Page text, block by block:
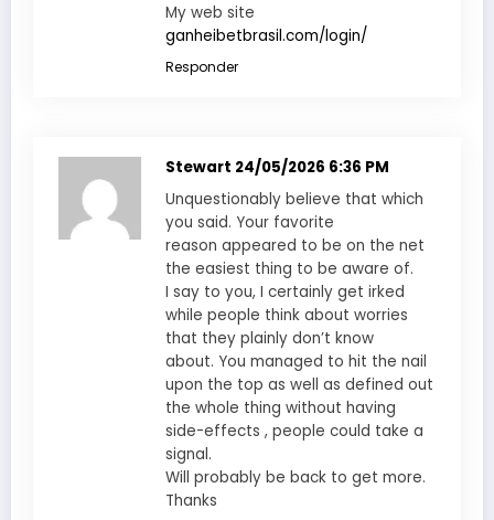
My web site
ganheibetbrasil.com/login/
Responder
Stewart 24/05/2026 6:36 PM
Unquestionably believe that which
you said. Your favorite
reason appeared to be on the net
the easiest thing to be aware of.
I say to you, I certainly get irked
while people think about worries
that they plainly don’t know
about. You managed to hit the nail
upon the top as well as defined out
the whole thing without having
side-effects , people could take a
signal.
Will probably be back to get more.
Thanks